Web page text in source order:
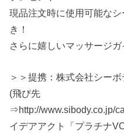
現品注文時に使用可能な
き！
さらに嬉しいマッサージガ
＞＞提携：株式会社シーボ
(飛び先
⇒http://www.sibody.co.jp/
イデアアクト「プラチナ